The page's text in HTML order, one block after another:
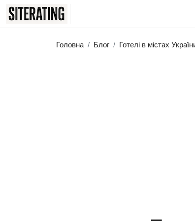
Головна Блог Готелі в містах